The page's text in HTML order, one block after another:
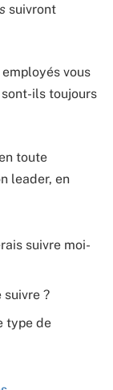
suivront
employés vous
ils toujours
toute
leader, en
suivre moi-
suivre ?
type de